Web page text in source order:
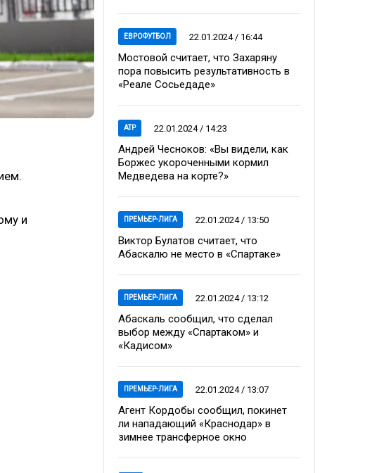
и
ЕВРОФУТБОЛ 22.01.2024 / 16:44
Мостовой считает, что Захаряну
пора повысить результативность в
«Реале Сосьедаде»
ATP 22.01.2024 / 14:23
Андрей Чесноков: «Вы видели, как
Боржес укороченными кормил
Медведева на корте?»
ПРЕМЬЕР-ЛИГА 22.01.2024 / 13:50
Виктор Булатов считает, что
Абаскалю не место в «Спартаке»
ПРЕМЬЕР-ЛИГА 22.01.2024 / 13:12
Абаскаль сообщил, что сделал
выбор между «Спартаком» и
«Кадисом»
ПРЕМЬЕР-ЛИГА 22.01.2024 / 13:07
Агент Кордобы сообщил, покинет
ли нападающий «Краснодар» в
зимнее трансферное окно